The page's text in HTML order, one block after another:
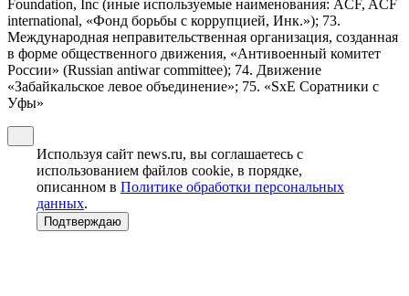
Foundation, Inc (иные используемые наименования: ACF, ACF
international, «Фонд борьбы с коррупцией, Инк.»); 73.
Международная неправительственная организация, созданная
в форме общественного движения, «Антивоенный комитет
России» (Russian antiwar committee); 74. Движение
«Забайкальское левое объединение»; 75. «SxE Соратники с
Уфы»
Используя сайт news.ru, вы соглашаетесь с
использованием файлов cookie, в порядке,
описанном в Политике обработки персональных
данных.
Подтверждаю